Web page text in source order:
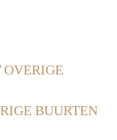
OVERIGE
BUURTEN